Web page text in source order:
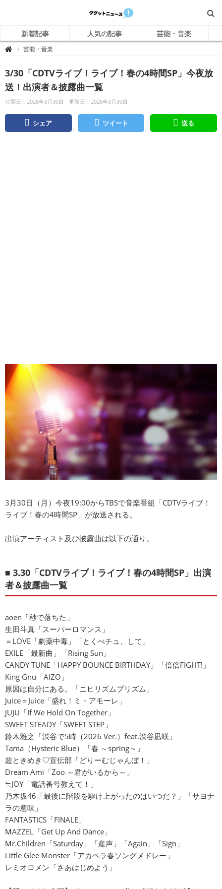
新着記事 人気の記事 芸能・音楽
 グ
ニ
ュ
ー
ス
芸能・音楽
3/30「CDTVライブ！ライブ！春の4時間SP」今夜放
送！出演者＆披露曲一覧
公開日：2026年3月30日 更新日：2026年3月30日
シェア ツイート 送る
3月30日（月）今夜19:00からTBSで音楽番組「CDTVライブ！
ライブ！春の4時間SP」が放送される。
出演アーティスト及び披露曲は以下の通り。
■ 3.30「CDTVライブ！ライブ！春の4時間SP」出演
者＆披露曲一覧
aoen「秒で落ちた」
生田斗真「スーパーロマンス」
＝LOVE「劇薬中毒」「とくべチュ、して」
EXILE「最新曲」「Rising Sun」
CANDY TUNE「HAPPY BOUNCE BIRTHDAY」「倍倍FIGHT!」
King Gnu「AIZO」
原因は自分にある。「ニヒリズムプリズム」
Juice＝Juice「盛れ！ミ・アモーレ」
JUJU「If We Hold On Together」
SWEET STEADY「SWEET STEP」
鈴木雅之「渋谷で5時（2026 Ver.）feat.渋谷凪咲」
Tama（Hysteric Blue）「春 ～spring～」
超ときめき♡宣伝部「どりーむじゃんぼ！」
Dream Ami「Zoo ～君がいるから～」
≒JOY「電話番号教えて！」
乃木坂46「最後に階段を駆け上がったのはいつだ？」「サヨナ
ラの意味」
FANTASTICS「FINALE」
MAZZEL「Get Up And Dance」
Mr.Children「Saturday」「産声」「Again」「Sign」
Little Glee Monster「アカペラ春ソングメドレー」
レミオロメン「さあはじめよう」